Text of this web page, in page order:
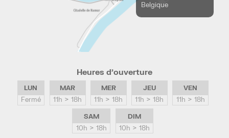
Belgique
Heures d’ouverture
LUN
Fermé
MAR
11h > 18h
MER
11h > 18h
JEU
11h > 18h
VEN
11h > 18h
SAM
10h > 18h
DIM
10h > 18h